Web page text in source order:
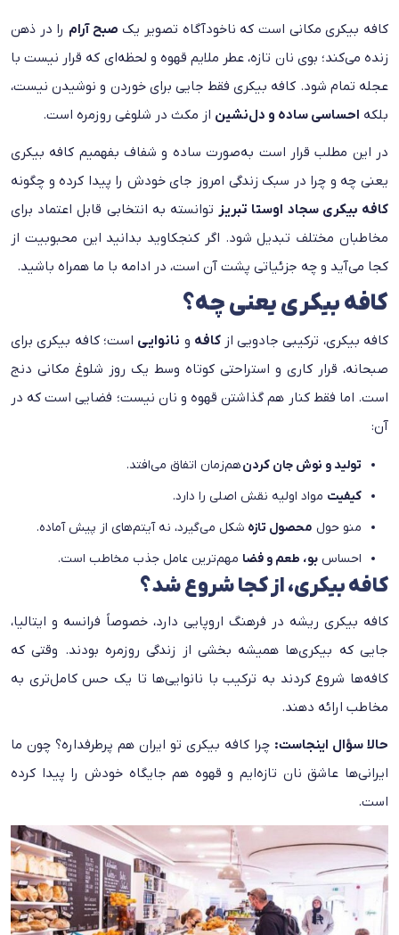
کافه بیکری مکانی است که ناخودآگاه تصویر یک صبح آرام را در ذهن
زنده می‌کند؛ بوی نان تازه، عطر ملایم قهوه و لحظه‌ای که قرار نیست با
عجله تمام شود. کافه بیکری فقط جایی برای خوردن و نوشیدن نیست،
بلکه احساسی ساده و دل‌نشین از مکث در شلوغی روزمره است.
در این مطلب قرار است به‌صورت ساده و شفاف بفهمیم کافه بیکری
یعنی چه و چرا در سبک زندگی امروز جای خودش را پیدا کرده و چگونه
کافه بیکری سجاد اوستا تبریز توانسته به انتخابی قابل اعتماد برای
مخاطبان مختلف تبدیل شود. اگر کنجکاوید بدانید این محبوبیت از
کجا می‌آید و چه جزئیاتی پشت آن است، در ادامه با ما همراه باشید.
کافه بیکری یعنی چه؟
کافه بیکری، ترکیبی جادویی از کافه و نانوایی است؛ کافه بیکری برای
صبحانه، قرار کاری و استراحتی کوتاه وسط یک روز شلوغ مکانی دنج
است. اما فقط کنار هم گذاشتن قهوه و نان نیست؛ فضایی است که در
آن:
تولید و نوش جان کردنهم‌زمان اتفاق می‌افتد.
کیفیت مواد اولیه نقش اصلی را دارد.
منو حول محصول تازه شکل می‌گیرد، نه آیتم‌های از پیش آماده.
احساس بو، طعم و فضا مهم‌ترین عامل جذب مخاطب است.
کافه بیکری، از کجا شروع شد؟
کافه بیکری ریشه در فرهنگ اروپایی دارد، خصوصاً فرانسه و ایتالیا،
جایی که بیکری‌ها همیشه بخشی از زندگی روزمره بودند. وقتی‌ که
کافه‌ها شروع کردند به ترکیب با نانوایی‌ها تا یک حس کامل‌تری به
مخاطب ارائه دهند.
حالا سؤال اینجاست: چرا کافه بیکری تو ایران هم پرطرفداره؟ چون ما
ایرانی‌ها عاشق نان تازه‌ایم و قهوه هم جایگاه خودش را پیدا کرده
است.